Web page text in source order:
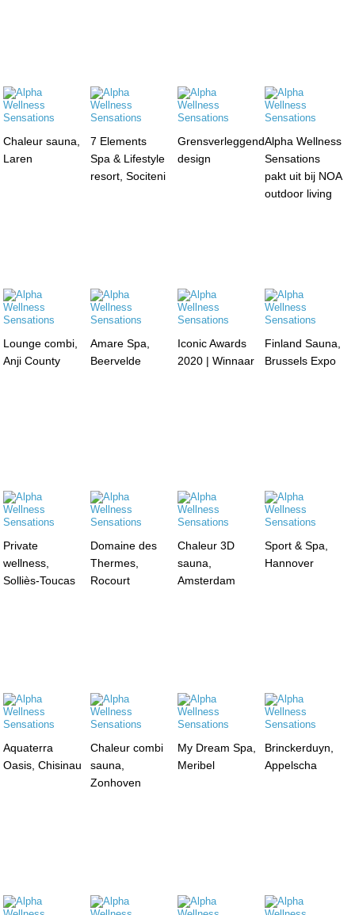
Chaleur sauna,
Laren
7 Elements
Spa & Lifestyle
resort, Sociteni
Grensverleggend
design
Alpha Wellness
Sensations
pakt uit bij NOA
outdoor living
Lounge combi,
Anji County
Amare Spa,
Beervelde
Iconic Awards
2020 | Winnaar
Finland Sauna,
Brussels Expo
Private
wellness,
Solliès-Toucas
Domaine des
Thermes,
Rocourt
Chaleur 3D
sauna,
Amsterdam
Sport & Spa,
Hannover
Aquaterra
Oasis, Chisinau
Chaleur combi
sauna,
Zonhoven
My Dream Spa,
Meribel
Brinckerduyn,
Appelscha